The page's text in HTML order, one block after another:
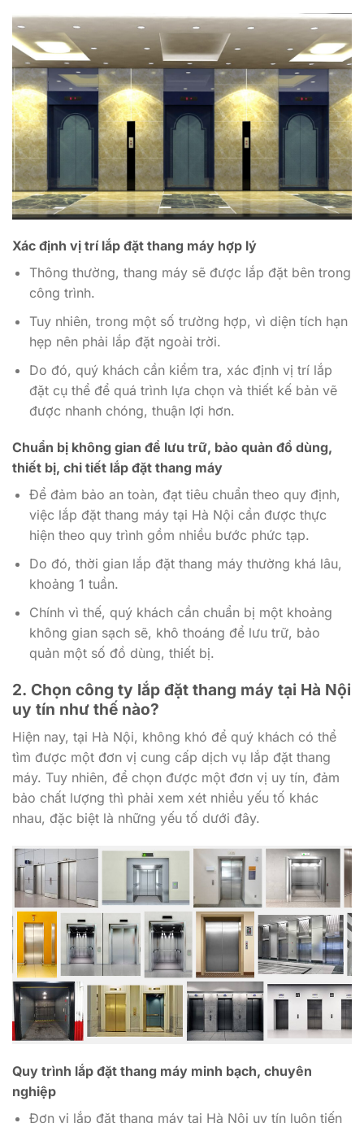
Xác định vị trí lắp đặt thang máy hợp lý
Thông thường, thang máy sẽ được lắp đặt bên trong
công trình.
Tuy nhiên, trong một số trường hợp, vì diện tích hạn
hẹp nên phải lắp đặt ngoài trời.
Do đó, quý khách cần kiểm tra, xác định vị trí lắp
đặt cụ thể để quá trình lựa chọn và thiết kế bản vẽ
được nhanh chóng, thuận lợi hơn.
Chuẩn bị không gian để lưu trữ, bảo quản đồ dùng,
thiết bị, chi tiết lắp đặt thang máy
Để đảm bảo an toàn, đạt tiêu chuẩn theo quy định,
việc lắp đặt thang máy tại Hà Nội cần được thực
hiện theo quy trình gồm nhiều bước phức tạp.
Do đó, thời gian lắp đặt thang máy thường khá lâu,
khoảng 1 tuần.
Chính vì thế, quý khách cần chuẩn bị một khoảng
không gian sạch sẽ, khô thoáng để lưu trữ, bảo
quản một số đồ dùng, thiết bị.
2. Chọn công ty lắp đặt thang máy tại Hà Nội
uy tín như thế nào?
Hiện nay, tại Hà Nội, không khó để quý khách có thể
tìm được một đơn vị cung cấp dịch vụ lắp đặt thang
máy. Tuy nhiên, để chọn được một đơn vị uy tín, đảm
bảo chất lượng thì phải xem xét nhiều yếu tố khác
nhau, đặc biệt là những yếu tố dưới đây.
Quy trình lắp đặt thang máy minh bạch, chuyên
nghiệp
Đơn vị lắp đặt thang máy tại Hà Nội uy tín luôn tiến